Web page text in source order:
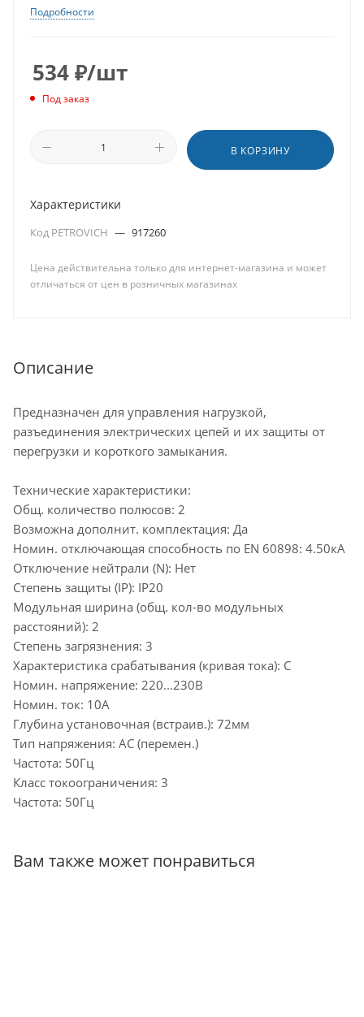
Подробности
534₽/шт
Под заказ
В КОРЗИНУ
Характеристики
Код PETROVICH — 917260
Цена действительна только для интернет-магазина и может
отличаться от цен в розничных магазинах
Описание
Предназначен для управления нагрузкой,
разъединения электрических цепей и их защиты от
перегрузки и короткого замыкания.
Технические характеристики:
Общ. количество полюсов: 2
Возможна дополнит. комплектация: Да
Номин. отключающая способность по EN 60898: 4.50кА
Отключение нейтрали (N): Нет
Степень защиты (IP): IP20
Модульная ширина (общ. кол-во модульных
расстояний): 2
Степень загрязнения: 3
Характеристика срабатывания (кривая тока): C
Номин. напряжение: 220...230В
Номин. ток: 10А
Глубина установочная (встраив.): 72мм
Тип напряжения: AC (перемен.)
Частота: 50Гц
Класс токоограничения: 3
Частота: 50Гц
Вам также может понравиться